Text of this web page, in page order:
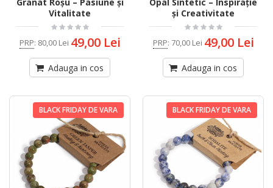
Vitalitate
PRP: 80,00 Lei 49,00 Lei
Adauga in cos
și Creativitate
PRP: 70,00 Lei 49,00 Lei
Adauga in cos
BLACK FRIDAY DE VARA BLACK FRIDAY DE VARA